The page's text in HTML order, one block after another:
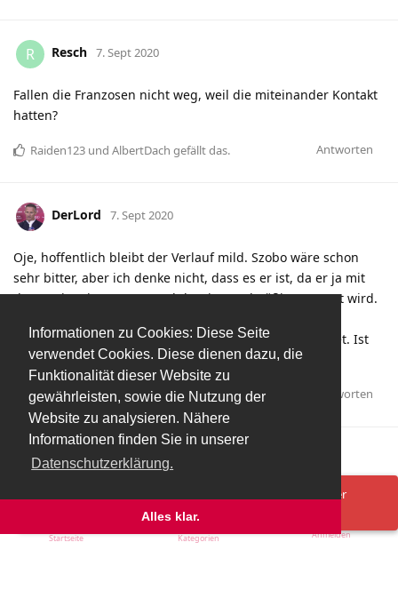
Informationen zu Cookies: Diese Seite
verwendet Cookies. Diese dienen dazu, die
Funktionalität dieser Website zu
gewährleisten, sowie die Nutzung der
Website zu analysieren. Nähere
Informationen finden Sie in unserer
Datenschutzerklärung.
Alles klar.
R Resch 7. Sept 2020
Fallen die Franzosen nicht weg, weil die miteinander Kontakt
hatten?
Antworten
Raiden123 und AlbertDach gefällt das.
DerLord 7. Sept 2020
Oje, hoffentlich bleibt der Verlauf mild. Szobo wäre schon
sehr bitter, aber ich denke nicht, dass es er ist, da er ja mit
dem Nt im Einsatz war und dort ja regelmäßig getestet wird.
Franzosen/Kameruner ist. Mein Tipp ist Ongi oder Solet. Ist
aber natürlich keinem zu wünschen...
Antworten
Mehr laden
Ups! Da ist was schief gelaufen. Bitte lade die Seite neu oder
Startseite Kategorien Anmelden